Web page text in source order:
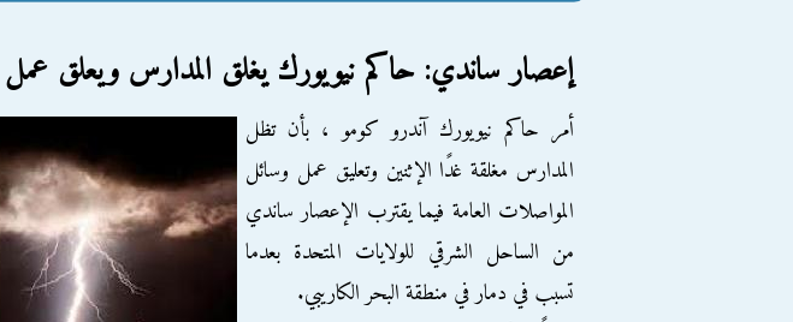
إعصار ساندي: حاكم نيويورك يغلق المدارس ويعلق
أمر حاكم نيويورك آندرو كومو ، بأن تظل
المدارس مغلقة غدًا الإثنين وتعليق عمل وسائل
المواصلات العامة فيما يقترب الإعصار ساندي
من الساحل الشرقي للولايات المتحدة بعدما
تسبب في دمار في منطقة البحر الكاريبي.